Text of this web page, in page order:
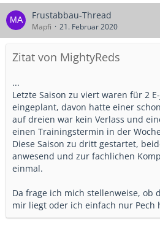
Frustabbau-Thread
Mapfi 21. Februar 2020
Zitat von MightyReds
...
Letzte Saison zu viert waren für 2
eingeplant, davon hatte einer
auf dreien war kein Verlass und
einen Trainingstermin in der
Diese Saison zu dritt gestartet,
anwesend und zur fachlichen
einmal.
Da frage ich mich stellenweise, ob
mir liegt oder ich einfach nur Pech